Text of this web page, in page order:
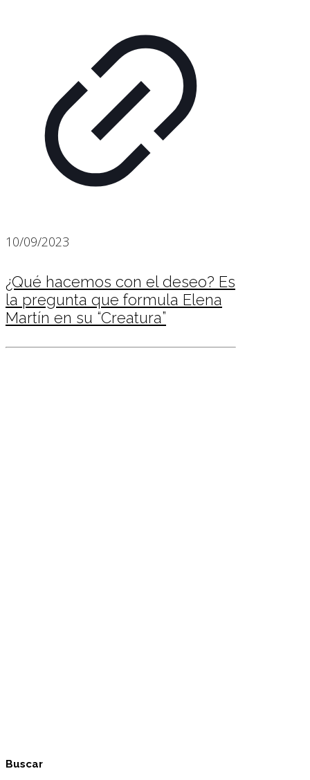
10/09/2023
¿Qué hacemos con el deseo? Es
la pregunta que formula Elena
Martín en su “Creatura”
Buscar